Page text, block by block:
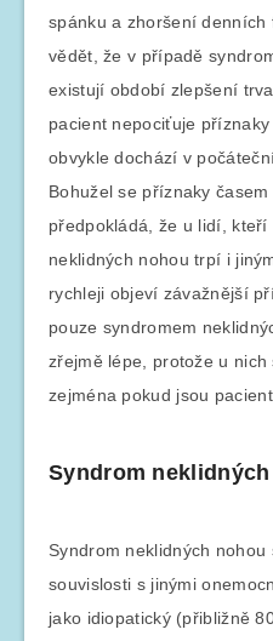
spánku a zhoršení denních
vědět, že v případě
existují období zlepšení
pacient nepociťuje
obvykle dochází v
Bohužel se příznaky
předpokládá, že u lidí, kteří
neklidných nohou trpí i
rychleji objeví závažnější
pouze syndromem
zřejmě lépe, protože u
zejména pokud jsou
Syndrom
Syndrom neklidných
souvislosti s jinými
jako idiopatický (přibližně